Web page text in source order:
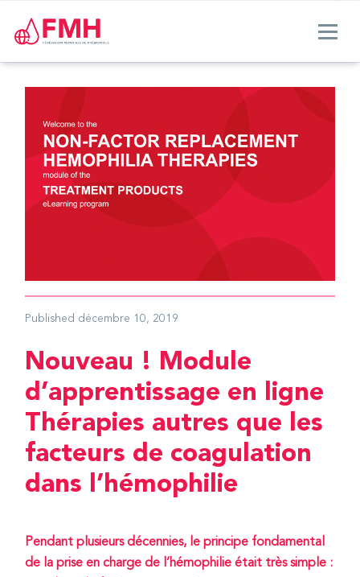
Published décembre 10, 2019
Nouveau ! Module
d’apprentissage en ligne
Thérapies autres que les
facteurs de coagulation
dans l’hémophilie
Pendant plusieurs décennies, le principe fondamental
de la prise en charge de l’hémophilie était très simple :